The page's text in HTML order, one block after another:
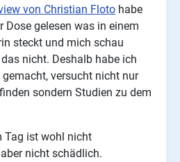
von Christian Floto habe
Dose gelesen was in einem
steckt und mich schau
nicht. Deshalb habe ich
versucht nicht nur
sondern Studien zu dem
Tag ist wohl nicht
nicht schädlich.